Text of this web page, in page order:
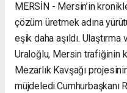
MERSİN - Mersin’in
çözüm üretmek adına
eşik daha aşıldı.
Uraloğlu, Mersin trafiğinin
Mezarlık Kavşağı
müjdeledi. ​Cumhurbaşkanı